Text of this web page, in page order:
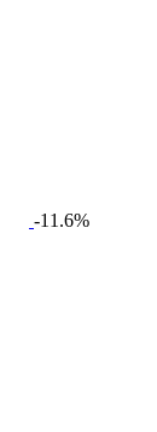
-11.6%